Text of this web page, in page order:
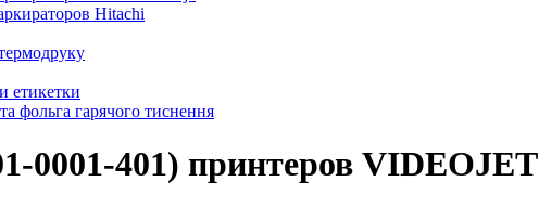
Hitachi
етикетки
фольга гарячого тиснення
0001-401) принтеров VIDEOJET